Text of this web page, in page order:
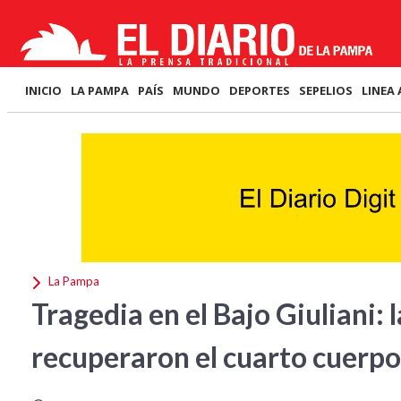
INICIO LA PAMPA PAÍS MUNDO DEPORTES SEPELIOS LINEA
La Pampa
Tragedia en el Bajo Giuliani:
recuperaron el cuarto cuerpo